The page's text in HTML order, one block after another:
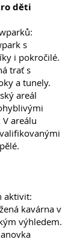
děti
s
i pokročilé.
trať s
a tunely.
areál
areálu
aktivit:
kavárna v
výhledem.